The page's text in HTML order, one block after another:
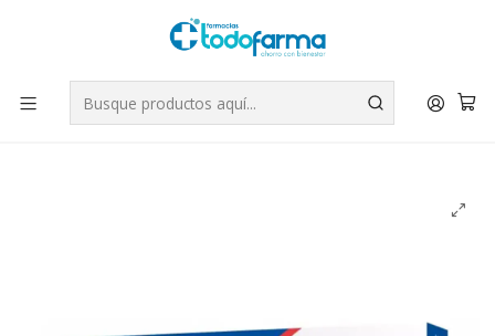
Tus compras tienen envío GRATIS por Rappi - Atención exclusiva
para Chile | WhatsApp +56
Leer más
Inicio Medicamentos
Famotidina (B) 20 mg 20 Comprimidos recubiertos.